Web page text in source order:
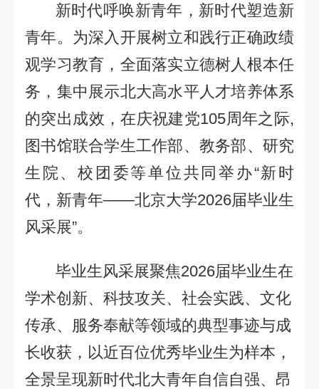
新时代呼唤新青年，新时代塑造新
青年。为深入开展树立和践行正确政绩
观学习教育，全面落实立德树人根本任
务，集中展示北大高水平人才培养体系
的突出成效，在庆祝建党105周年之际,
图书馆联合学生工作部、教务部、研究
生院、校团委等单位共同举办“新时
代，新青年——北京大学2026届毕业生
风采展”。
毕业生风采展聚焦2026届毕业生在
学术创新、科技攻关、社会实践、文化
传承、服务奉献等领域的典型事迹与成
长收获，以近百位优秀毕业生为样本，
全景呈现新时代北大青年自信自强、昂